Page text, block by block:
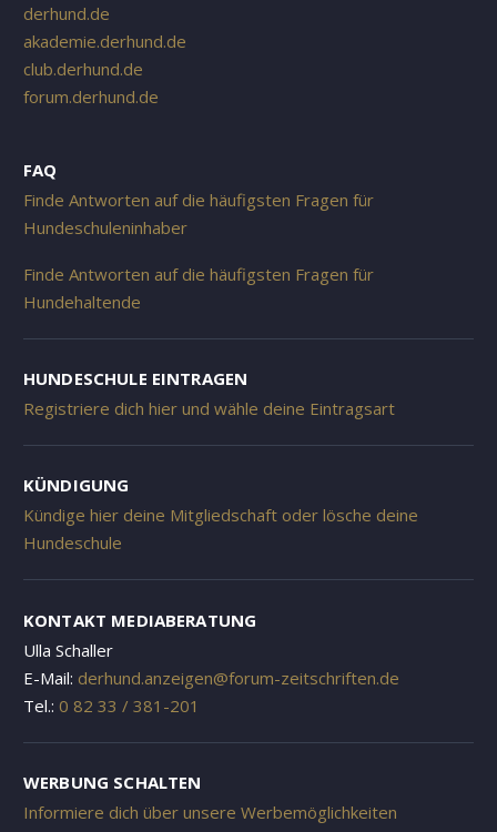
derhund.de
akademie.derhund.de
club.derhund.de
forum.derhund.de
FAQ
Finde Antworten auf die häufigsten Fragen für
Hundeschuleninhaber
Finde Antworten auf die häufigsten Fragen für
Hundehaltende
HUNDESCHULE EINTRAGEN
Registriere dich hier und wähle deine Eintragsart
KÜNDIGUNG
Kündige hier deine Mitgliedschaft oder lösche deine
Hundeschule
KONTAKT MEDIABERATUNG
Ulla Schaller
E-Mail: derhund.anzeigen@forum-zeitschriften.de
Tel.: 0 82 33 / 381-201
WERBUNG SCHALTEN
Informiere dich über unsere Werbemöglichkeiten